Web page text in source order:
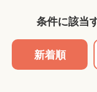
条件に該当
新着順